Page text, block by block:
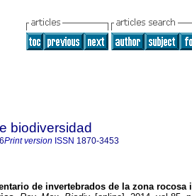
biodiversidad
Print version ISSN 1870-3453
de invertebrados de la zona rocosa